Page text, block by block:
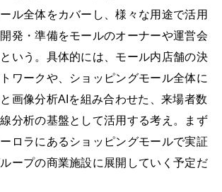
ル全体をカバーし、様々な用途で活用
発・準備をモールのオーナーや運営会
いう。具体的には、モール内店舗の決
ワークや、ショッピングモール全体に
画像分析AIを組み合わせた、来場者数
分析の基盤として活用する考え。まず
ロラにあるショッピングモールで実証
ープの商業施設に展開していく予定だ